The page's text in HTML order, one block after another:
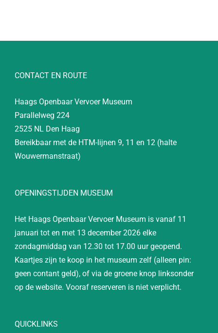
CONTACT EN ROUTE
Haags Openbaar Vervoer Museum
Parallelweg 224
2525 NL Den Haag
Bereikbaar met de HTM-lijnen 9, 11 en 12 (halte
Wouwermanstraat)
OPENINGSTIJDEN MUSEUM
Het Haags Openbaar Vervoer Museum is vanaf 11
januari tot en met 13 december 2026 elke
zondagmiddag van 12.30 tot 17.00 uur geopend.
Kaartjes zijn te koop in het museum zelf (alleen pin:
geen contant geld), of via de groene knop linksonder
op de website. Vooraf reserveren is niet verplicht.
QUICKLINKS